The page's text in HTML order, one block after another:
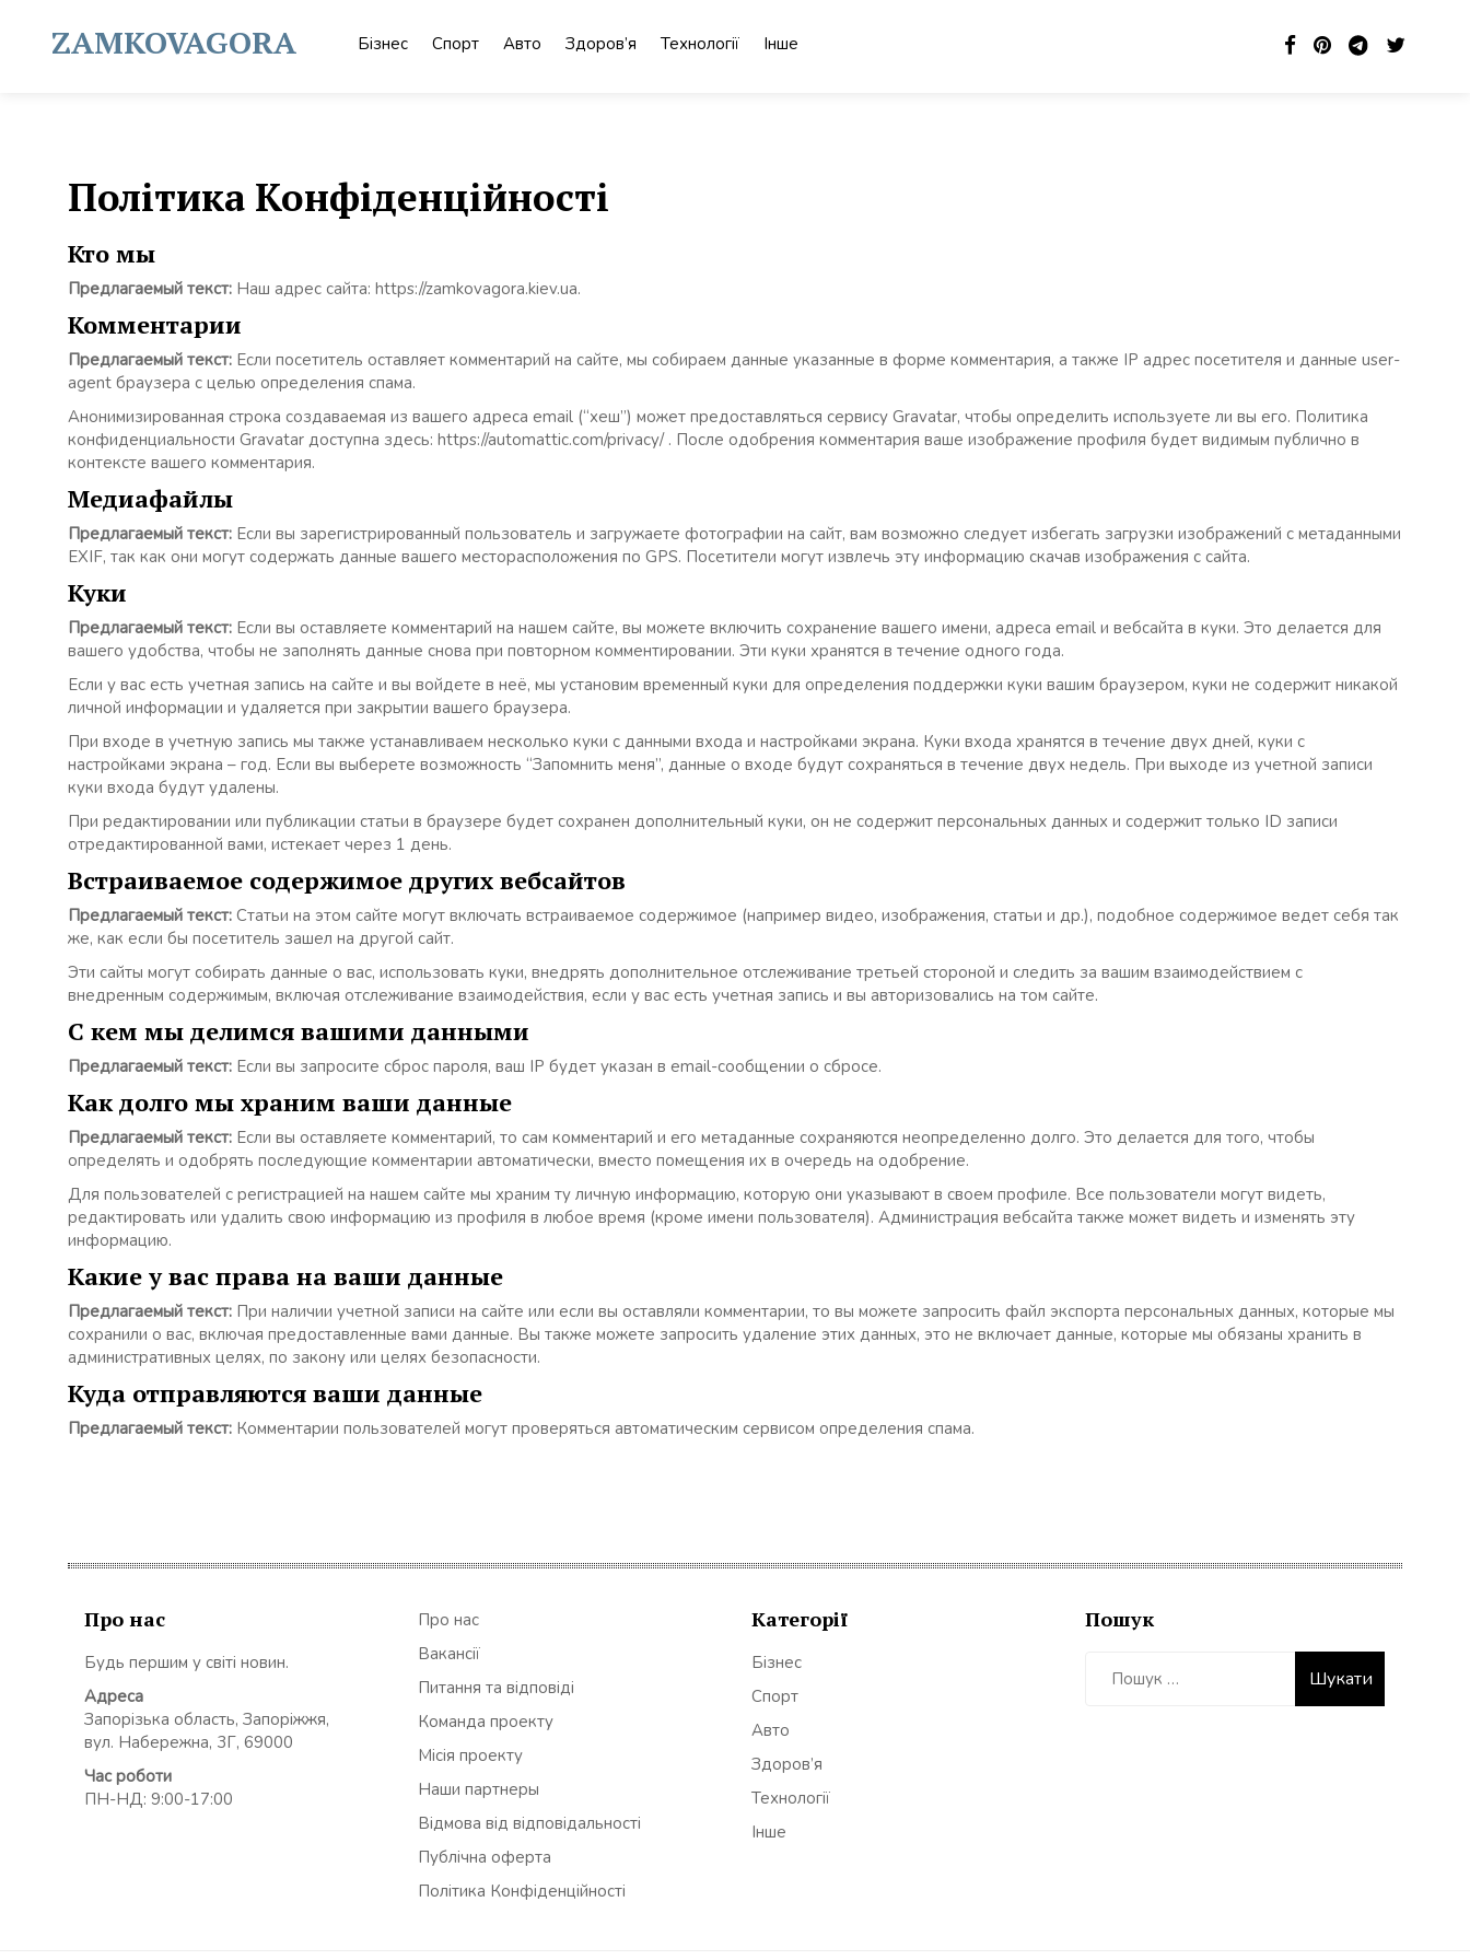
contentZAMKOVAGORA Бізнес Спорт Авто Здоров’я Технології Інше
Політика Конфіденційності
Кто мы
Предлагаемый текст: Наш адрес сайта: https://zamkovagora.kiev.ua.
Комментарии
Предлагаемый текст: Если посетитель оставляет комментарий на сайте, мы собираем данные указанные в форме комментария, а также IP адрес посетителя и данные user-
agent браузера с целью определения спама.
Анонимизированная строка создаваемая из вашего адреса email (“хеш”) может предоставляться сервису Gravatar, чтобы определить используете ли вы его. Политика
конфиденциальности Gravatar доступна здесь: https://automattic.com/privacy/ . После одобрения комментария ваше изображение профиля будет видимым публично в
контексте вашего комментария.
Медиафайлы
Предлагаемый текст: Если вы зарегистрированный пользователь и загружаете фотографии на сайт, вам возможно следует избегать загрузки изображений с метаданными
EXIF, так как они могут содержать данные вашего месторасположения по GPS. Посетители могут извлечь эту информацию скачав изображения с сайта.
Куки
Предлагаемый текст: Если вы оставляете комментарий на нашем сайте, вы можете включить сохранение вашего имени, адреса email и вебсайта в куки. Это делается для
вашего удобства, чтобы не заполнять данные снова при повторном комментировании. Эти куки хранятся в течение одного года.
Если у вас есть учетная запись на сайте и вы войдете в неё, мы установим временный куки для определения поддержки куки вашим браузером, куки не содержит никакой
личной информации и удаляется при закрытии вашего браузера.
При входе в учетную запись мы также устанавливаем несколько куки с данными входа и настройками экрана. Куки входа хранятся в течение двух дней, куки с
настройками экрана – год. Если вы выберете возможность “Запомнить меня”, данные о входе будут сохраняться в течение двух недель. При выходе из учетной записи
куки входа будут удалены.
При редактировании или публикации статьи в браузере будет сохранен дополнительный куки, он не содержит персональных данных и содержит только ID записи
отредактированной вами, истекает через 1 день.
Встраиваемое содержимое других вебсайтов
Предлагаемый текст: Статьи на этом сайте могут включать встраиваемое содержимое (например видео, изображения, статьи и др.), подобное содержимое ведет себя так
же, как если бы посетитель зашел на другой сайт.
Эти сайты могут собирать данные о вас, использовать куки, внедрять дополнительное отслеживание третьей стороной и следить за вашим взаимодействием с
внедренным содержимым, включая отслеживание взаимодействия, если у вас есть учетная запись и вы авторизовались на том сайте.
С кем мы делимся вашими данными
Предлагаемый текст: Если вы запросите сброс пароля, ваш IP будет указан в email-сообщении о сбросе.
Как долго мы храним ваши данные
Предлагаемый текст: Если вы оставляете комментарий, то сам комментарий и его метаданные сохраняются неопределенно долго. Это делается для того, чтобы
определять и одобрять последующие комментарии автоматически, вместо помещения их в очередь на одобрение.
Для пользователей с регистрацией на нашем сайте мы храним ту личную информацию, которую они указывают в своем профиле. Все пользователи могут видеть,
редактировать или удалить свою информацию из профиля в любое время (кроме имени пользователя). Администрация вебсайта также может видеть и изменять эту
информацию.
Какие у вас права на ваши данные
Предлагаемый текст: При наличии учетной записи на сайте или если вы оставляли комментарии, то вы можете запросить файл экспорта персональных данных, которые мы
сохранили о вас, включая предоставленные вами данные. Вы также можете запросить удаление этих данных, это не включает данные, которые мы обязаны хранить в
административных целях, по закону или целях безопасности.
Куда отправляются ваши данные
Предлагаемый текст: Комментарии пользователей могут проверяться автоматическим сервисом определения спама.
Про нас
Будь першим у світі новин.
Адреса
Запорізька область, Запоріжжя,
вул. Набережна, 3Г, 69000
Час роботи
ПН-НД: 9:00-17:00
Про нас
Вакансії
Питання та відповіді
Команда проекту
Місія проекту
Наши партнеры
Відмова від відповідальності
Публічна оферта
Політика Конфіденційності
Категорії
Бізнес
Спорт
Авто
Здоров’я
Технології
Інше
Пошук